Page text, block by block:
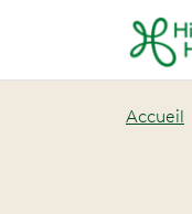
Accueil